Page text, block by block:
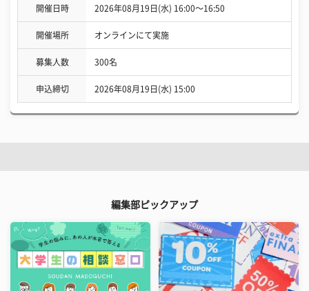
開催日時 2026年08月19日(水) 16:00〜16:50
開催場所 オンラインにて実施
募集人数 300名
申込締切 2026年08月19日(水) 15:00
編集部ピックアップ